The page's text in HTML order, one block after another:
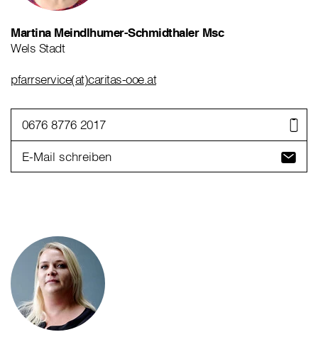
Martina Meindlhumer-Schmidthaler Msc
Wels Stadt
pfarrservice(at)caritas-ooe.at
0676 8776 2017
E-Mail schreiben